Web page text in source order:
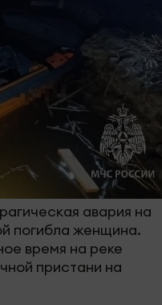
авария на
погибла женщина.
время на реке
пристани на